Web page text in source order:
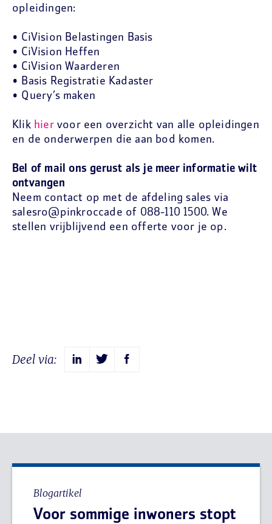
opleidingen:
• CiVision Belastingen Basis
• CiVision Heffen
• CiVision Waarderen
• Basis Registratie Kadaster
• Query’s maken
Klik hier voor een overzicht van alle opleidingen
en de onderwerpen die aan bod komen.
Bel of mail ons gerust als je meer informatie wilt
ontvangen
Neem contact op met de afdeling sales via
salesro@pinkroccade of 088-110 1500. We
stellen vrijblijvend een offerte voor je op.
Deel via:
Blogartikel
Voor sommige inwoners stopt